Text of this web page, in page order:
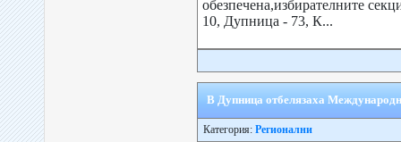
обезпечена,избирателните
10, Дупница - 73, К...
В Дупница отбелязаха
Категория: Регионални